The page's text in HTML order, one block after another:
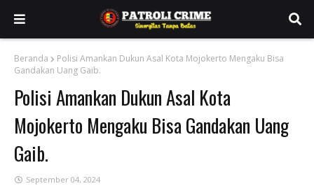
Beranda
Polisi Amankan Dukun Asal Kota Mojokerto Mengaku Bisa
Gandakan Uang Gaib.
Polisi Amankan Dukun Asal Kota
Mojokerto Mengaku Bisa Gandakan Uang
Gaib.
September 04, 2024